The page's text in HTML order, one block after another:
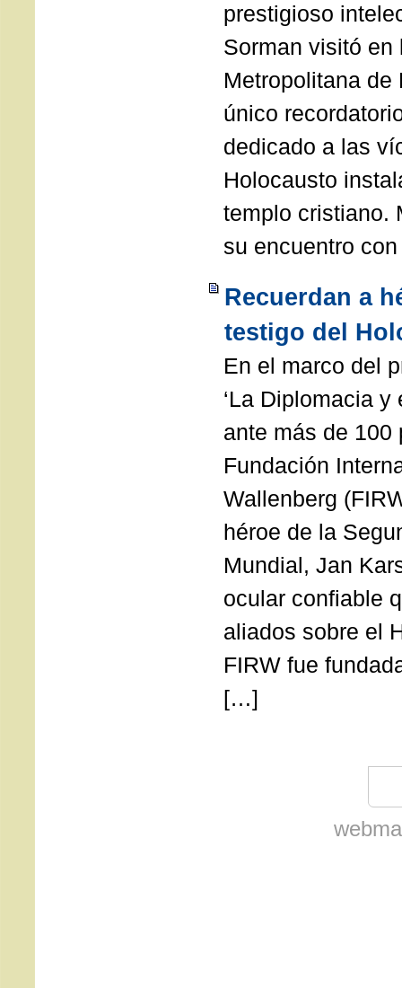
prestigioso
Sorman visitó en
Metropolitana de
único
dedicado a las
Holocausto
templo cristiano.
su encuentro
Recuerdan a
testigo del
En el marco del
‘La Diplomacia y
ante más de 100
Fundación
Wallenberg
héroe de la
Mundial, Jan
ocular confiable
aliados sobre el
FIRW fue
[…]